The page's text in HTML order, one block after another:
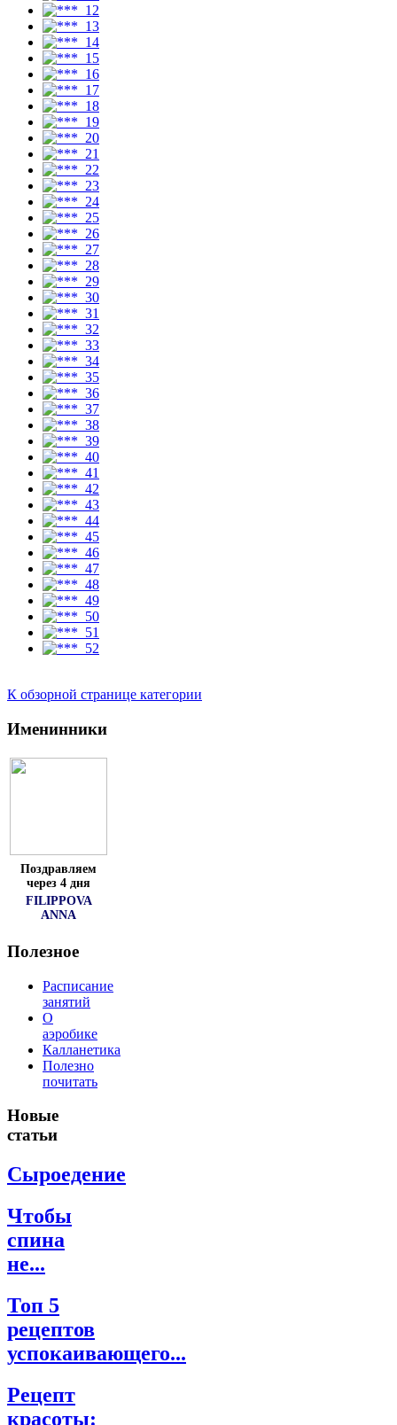
К обзорной странице категории
Именинники
Поздравляем
через 4 дня
FILIPPOVA
ANNA
Полезное
Расписание
занятий
О
аэробике
Калланетика
Полезно
почитать
Новые
статьи
Сыроедение
Чтобы
спина
не...
Топ 5
рецептов
успокаивающего...
Рецепт
красоты: